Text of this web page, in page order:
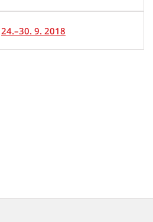
24.–30. 9. 2018